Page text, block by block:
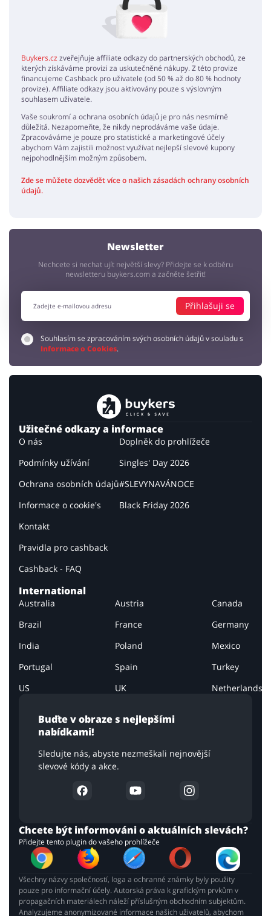
Buykers.cz zveřejňuje affiliate odkazy do partnerských obchodů, ze
kterých získáváme provizi za uskutečněné nákupy. Z této provize
financujeme Cashback pro uživatele (od 50 % až do 80 % hodnoty
provize). Affiliate odkazy jsou aktivovány pouze s výslovným
souhlasem uživatele.
Vaše soukromí a ochrana osobních údajů je pro nás nesmírně
důležitá. Nezapomeňte, že nikdy neprodáváme vaše údaje.
Zpracováváme je pouze pro statistické a marketingové účely
abychom Vám zajistili možnost využívat nejlepší slevové kupony
nejpohodlnějším možným způsobem.
Zde se můžete dozvědět více o našich zásadách ochrany osobních
údajů.
Newsletter
Nechcete si nechat ujít největší slevy? Přidejte se k odběru
newsletteru buykers.com a začněte šetřit!
Přihlašuji se
Souhlasím se zpracováním svých osobních údajů v souladu s
Informace o Cookies.
Buďte v obraze s nejlepšími
nabídkami!
Sledujte nás, abyste nezmeškali nejnovější
slevové kódy a akce.
Užitečné odkazy a informace
O nás
Podmínky užívání
Ochrana osobních údajů
Informace o cookie's
Kontakt
Pravidla pro cashback
Cashback - FAQ
Doplněk do prohlížeče
Singles' Day 2026
#SLEVYNAVÁNOCE
Black Friday 2026
International
Australia Austria
Canada
Brazil
France
Germany
India
Poland
Mexico
Portugal
Spain
Turkey
US
UK Netherlands
Chcete být informováni o aktuálních slevách?
Přidejte tento plugin do vašeho prohlížeče
Všechny názvy společností, loga a ochranné známky byly použity
pouze pro informační účely. Autorská práva k grafickým prvkům v
propagačních materiálech náleží příslušným obchodním subjektům.
Analyzujeme anonymizované informace našich uživatelů, abychom